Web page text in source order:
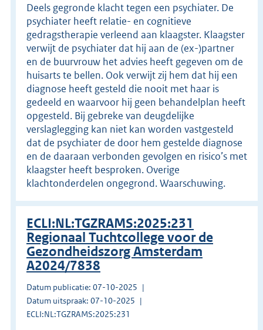
Deels gegronde klacht tegen een psychiater. De
psychiater heeft relatie- en cognitieve
gedragstherapie verleend aan klaagster. Klaagster
verwijt de psychiater dat hij aan de (ex-)partner
en de buurvrouw het advies heeft gegeven om de
huisarts te bellen. Ook verwijt zij hem dat hij een
diagnose heeft gesteld die nooit met haar is
gedeeld en waarvoor hij geen behandelplan heeft
opgesteld. Bij gebreke van deugdelijke
verslaglegging kan niet kan worden vastgesteld
dat de psychiater de door hem gestelde diagnose
en de daaraan verbonden gevolgen en risico’s met
klaagster heeft besproken. Overige
klachtonderdelen ongegrond. Waarschuwing.
ECLI:NL:TGZRAMS:2025:231
Regionaal Tuchtcollege voor de
Gezondheidszorg Amsterdam
A2024/7838
Datum publicatie: 07-10-2025
Datum uitspraak: 07-10-2025
ECLI:NL:TGZRAMS:2025:231